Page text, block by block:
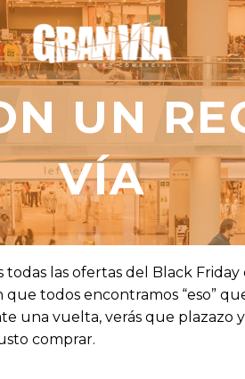
UN
VÍA
todas las ofertas del Black
que todos encontramos “eso”
una vuelta, verás que plazazo
comprar.